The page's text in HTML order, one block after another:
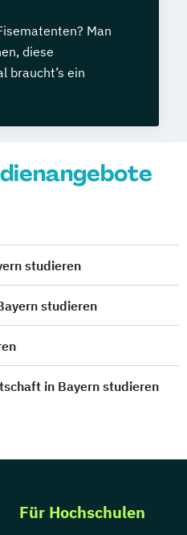
Man
diese
braucht’s ein
studieren
studieren
in Bayern studieren
Für Hochschulen